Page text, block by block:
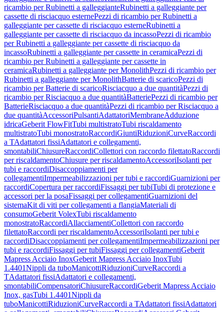
ricambio per Rubinetti a galleggianteRubinetti a galleggiante per
cassette di risciacquo esternePezzi di ricambio per Rubinetti a
galleggiante per cassette di risciacquo esterneRubinetti a
galleggiante per cassette di risciacquo da incassoPezzi di ricambio
per Rubinetti a galleggiante per cassette di risciacquo da
incassoRubinetti a galleggiante per cassette in ceramicaPezzi di
ricambio per Rubinetti a galleggiante per cassette in
ceramicaRubinetti a galleggiante per MonolithPezzi di ricambio per
Rubinetti a galleggiante per MonolithBatterie di scaricoPezzi di
ricambio per Batterie di scaricoRisciacquo a due quantitàPezzi di
ricambio per Risciacquo a due quantitàBatteriePezzi di ricambio per
BatterieRisciacquo a due quantitàPezzi di ricambio per Risciacquo a
due quantitàAccessoriPulsantiAdattatoriMembraneAdduzione
idricaGeberit FlowFitTubi multistratoTubi riscaldamento
multistratoTubi monostratoRaccordiGiuntiRiduzioniCurveRaccordi
a TAdattatori fissiAdattatori e collegamenti,
smontabiliChiusureRaccordiCollettori con raccordo filettatoRaccordi
per riscaldamentoChiusure per riscaldamentoAccessoriIsolanti per
tubi e raccordiDisaccoppiamenti per
collegamentiImpermeabilizzazioni per tubi e raccordiGuarnizioni per
raccordiCopertura per raccordiFissaggi per tubiTubi di protezione e
accessori per la posaFissaggi per collegamentiGuarnizioni del
sistemaKit di viti per collegamenti a flangiaMateriali di
consumoGeberit VolexTubi riscaldamento
monostratoRaccordiAllacciamentiCollettori con raccordo
filettatoRaccordi per riscaldamentoAccessoriIsolanti per tubi e
raccordiDisaccoppiamenti per collegamentiImpermeabilizzazioni per
tubi e raccordiFissaggi per tubiFissaggi per collegamentiGeberit
Mapress Acciaio InoxGeberit Mapress Acciaio InoxTubi
1.4401Nippli da tuboManicottiRiduzioniCurveRaccordi a
TAdattatori fissiAdattatori e collegamenti,
smontabiliCompensatoriChiusureRaccordiGeberit Mapress Acciaio
Inox, gasTubi 1.4401Nippli da
tuboManicottiRiduzioniCurveRaccordi a TAdattatori fissiAdattatori